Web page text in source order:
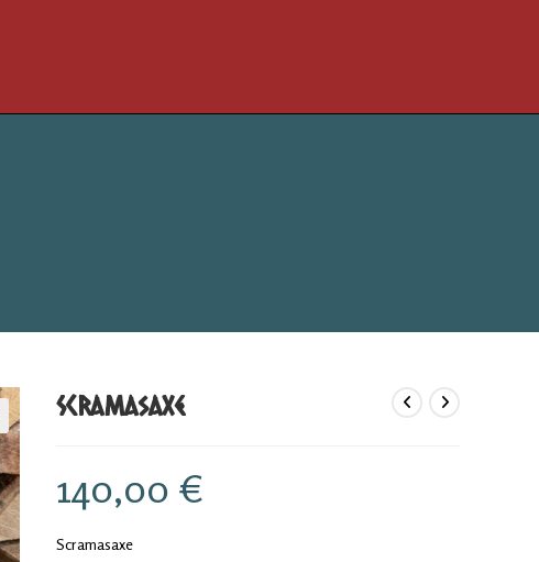
website
search
Scramasaxe
140,00 €
Scramasaxe